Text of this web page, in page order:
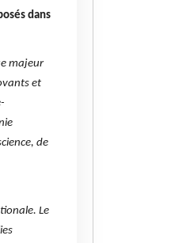
dans
majeur
et
de
Le